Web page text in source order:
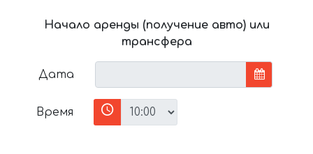
Начало аренды (получение авто) или
трансфера
Дата
Время